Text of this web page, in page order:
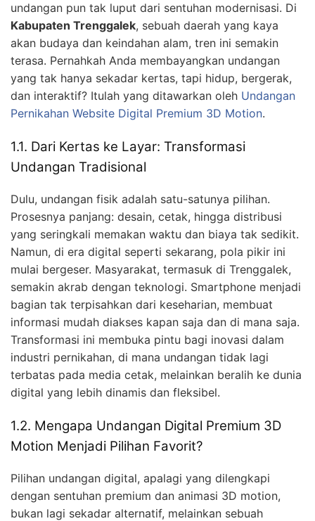
undangan pun tak luput dari sentuhan modernisasi. Di
Kabupaten Trenggalek, sebuah daerah yang kaya
akan budaya dan keindahan alam, tren ini semakin
terasa. Pernahkah Anda membayangkan undangan
yang tak hanya sekadar kertas, tapi hidup, bergerak,
dan interaktif? Itulah yang ditawarkan oleh Undangan
Pernikahan Website Digital Premium 3D Motion.
1.1. Dari Kertas ke Layar: Transformasi
Undangan Tradisional
Dulu, undangan fisik adalah satu-satunya pilihan.
Prosesnya panjang: desain, cetak, hingga distribusi
yang seringkali memakan waktu dan biaya tak sedikit.
Namun, di era digital seperti sekarang, pola pikir ini
mulai bergeser. Masyarakat, termasuk di Trenggalek,
semakin akrab dengan teknologi. Smartphone menjadi
bagian tak terpisahkan dari keseharian, membuat
informasi mudah diakses kapan saja dan di mana saja.
Transformasi ini membuka pintu bagi inovasi dalam
industri pernikahan, di mana undangan tidak lagi
terbatas pada media cetak, melainkan beralih ke dunia
digital yang lebih dinamis dan fleksibel.
1.2. Mengapa Undangan Digital Premium 3D
Motion Menjadi Pilihan Favorit?
Pilihan undangan digital, apalagi yang dilengkapi
dengan sentuhan premium dan animasi 3D motion,
bukan lagi sekadar alternatif, melainkan sebuah